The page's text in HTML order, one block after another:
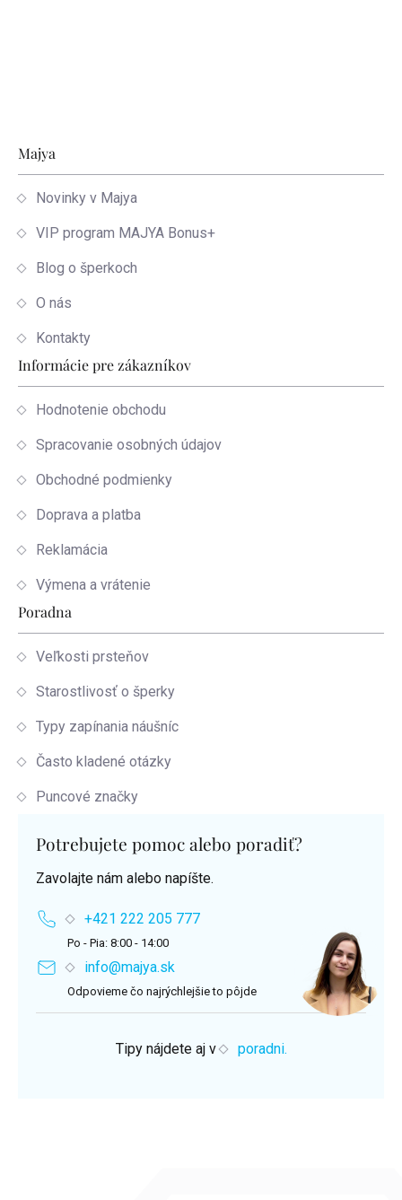
Zápätie
Majya
Novinky v Majya
VIP program MAJYA Bonus+
Blog o šperkoch
O nás
Kontakty
Informácie pre zákazníkov
Hodnotenie obchodu
Spracovanie osobných údajov
Obchodné podmienky
Doprava a platba
Reklamácia
Výmena a vrátenie
Poradna
Veľkosti prsteňov
Starostlivosť o šperky
Typy zapínania náušníc
Často kladené otázky
Puncové značky
Potrebujete pomoc alebo poradiť?
Zavolajte nám alebo napíšte.
+421 222 205 777
Po - Pia: 8:00 - 14:00
info@majya.sk
Odpovieme čo najrýchlejšie to pôjde
Tipy nájdete aj v poradni.